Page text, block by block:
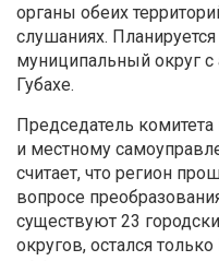
органы обеих
слушаниях.
муниципальный округ
Губахе.
Председатель
и местному
считает, что регион
вопросе
существуют 23
округов, остался